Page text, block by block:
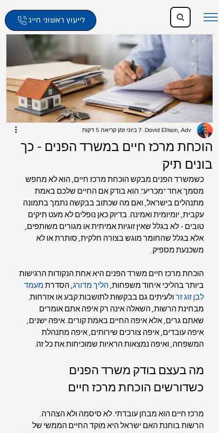
לייעוץ ראשוני חייג
הוכחת מרכז חיים במשרד הפנים - כך
בונים תיק
David Ellison, Adv. 7 ביוני זמן קריאה 5 דקות
כשמשרד הפנים מבקש הוכחת מרכז חיים, הוא לא מחפש
מסמך אחד "מכריע". הוא בודק אם החיים שלכם באמת
מתנהלים בישראל, ואם מה שכתוב בבקשה נתמך בתמונה
עקבית, יומיומית ואמינה. בדיוק כאן נופלים לא מעט תיקים
טובים - לא בגלל שאין זוגיות אמיתית או מגורים משותפים,
אלא בגלל שהחומר מוגש בצורה חלקית, סותרת או לא
משכנעת מספיק.
הוכחת מרכז חיים משרד הפנים היא אחת הנקודות הרגישות
ביותר בהליכי איחוד משפחות, הליך מדורג , הסדרת מעמד
לבן זוג זר ולעיתים גם בבקשות לתושבות קבע או אזרחות.
מבחינת הרשות, השאלה אינה רק איפה אתם אומרים
שאתם גרים, אלא איפה החיים באמת קורים. איפה ישנים,
איפה עובדים, איפה צורכים שירותים, איפה מתנהלת
המשפחה, ואיפה נמצאות הראיות שמוכיחות את כל זה.
מה בעצם בודק משרד הפנים
כשדורשים הוכחת מרכז חיים
מרכז חיים הוא מבחן עובדתי. לא סיסמה ולא הצהרה.
הרשות בוחנת האם ישראל היא מוקד החיים הממשי של